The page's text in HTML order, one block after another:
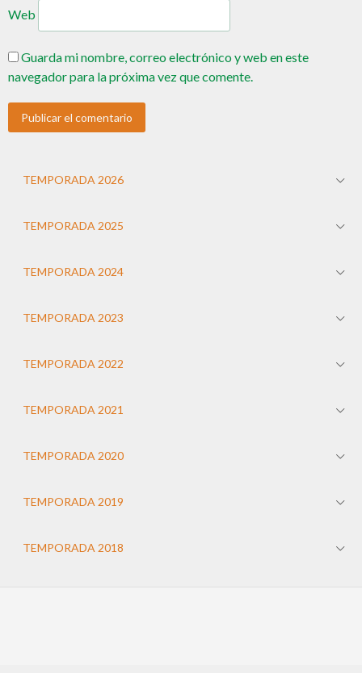
Web
Guarda mi nombre, correo electrónico y web en este
navegador para la próxima vez que comente.
TEMPORADA 2026
TEMPORADA 2025
TEMPORADA 2024
TEMPORADA 2023
TEMPORADA 2022
TEMPORADA 2021
TEMPORADA 2020
TEMPORADA 2019
TEMPORADA 2018